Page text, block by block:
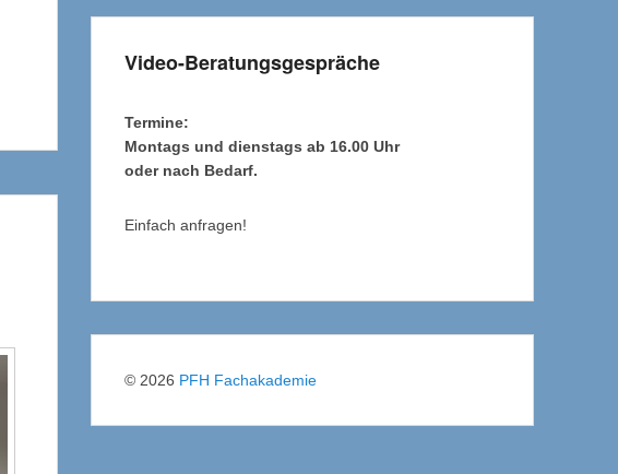
Video-Beratungsgespräche
Termine:
Montags und dienstags ab 16.00 Uhr
oder nach Bedarf.
Einfach anfragen!
© 2026 PFH Fachakademie